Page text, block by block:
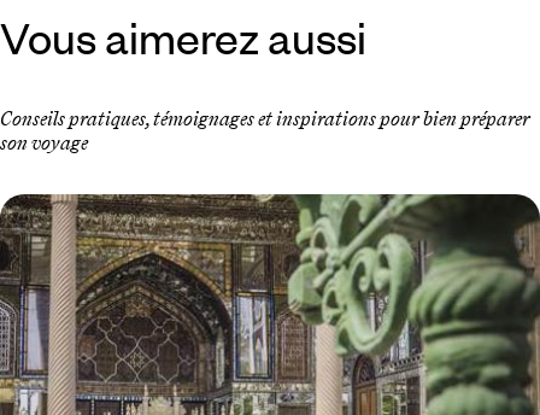
Vous aimerez aussi
Conseils pratiques, témoignages et inspirations pour bien préparer
son voyage